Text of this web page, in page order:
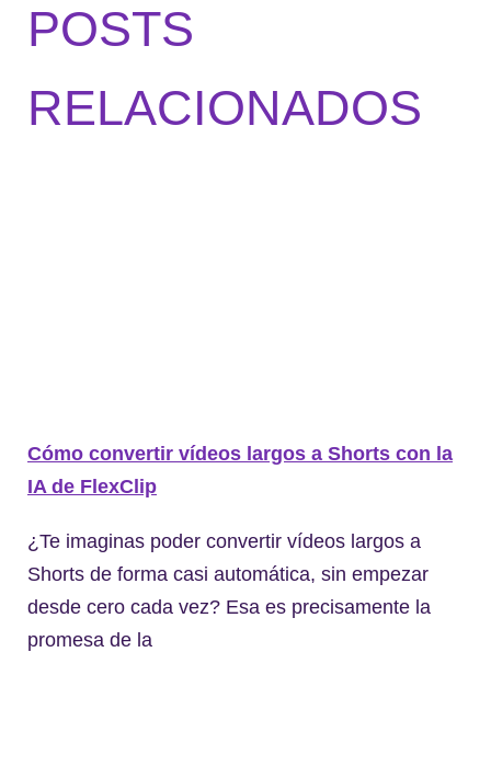
POSTS
RELACIONADOS
Cómo convertir vídeos largos a Shorts con la
IA de FlexClip
¿Te imaginas poder convertir vídeos largos a
Shorts de forma casi automática, sin empezar
desde cero cada vez? Esa es precisamente la
promesa de la